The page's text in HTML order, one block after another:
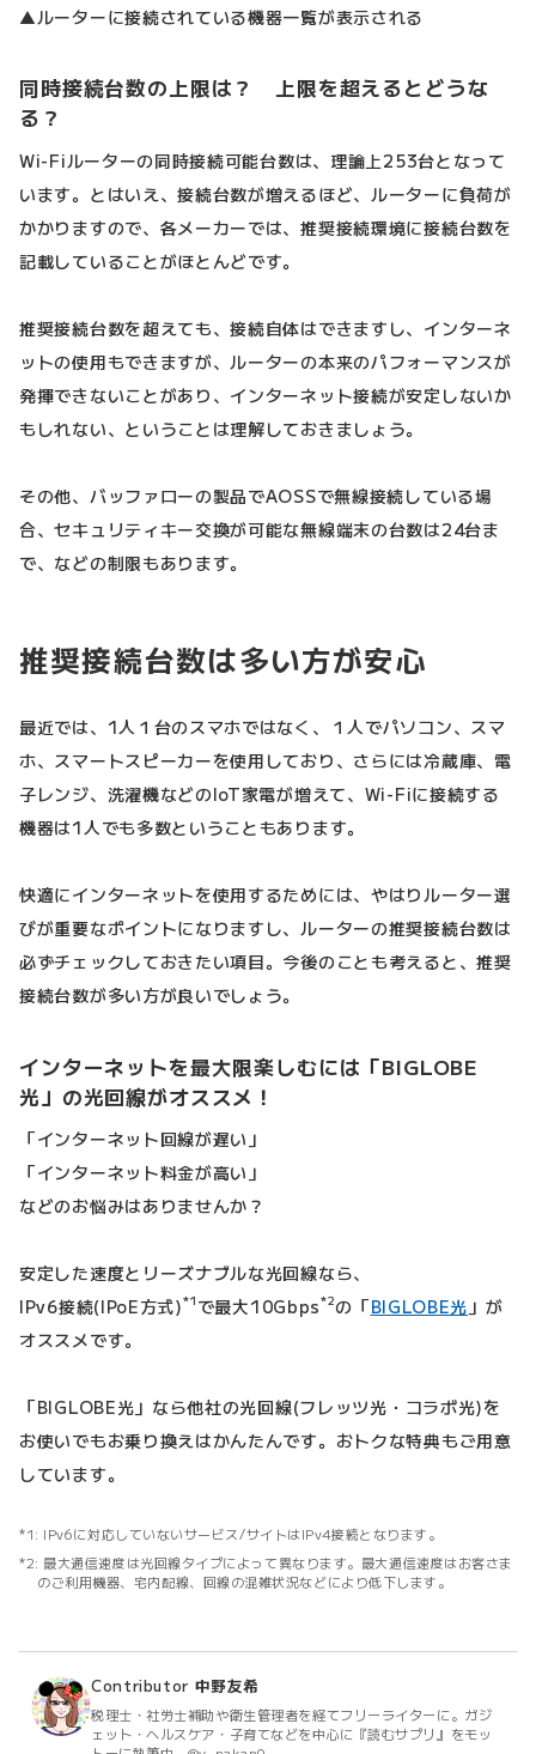
▲ルーターに接続されている機器一覧が表示される
同時接続台数の上限は？ 上限を超えるとどうな
る？
Wi-Fiルーターの同時接続可能台数は、理論上253台となって
います。とはいえ、接続台数が増えるほど、ルーターに負荷が
かかりますので、各メーカーでは、推奨接続環境に接続台数を
記載していることがほとんどです。
推奨接続台数を超えても、接続自体はできますし、インターネ
ットの使用もできますが、ルーターの本来のパフォーマンスが
発揮できないことがあり、インターネット接続が安定しないか
もしれない、ということは理解しておきましょう。
その他、バッファローの製品でAOSSで無線接続している場
合、セキュリティキー交換が可能な無線端末の台数は24台ま
で、などの制限もあります。
推奨接続台数は多い方が安心
最近では、1人１台のスマホではなく、１人でパソコン、スマ
ホ、スマートスピーカーを使用しており、さらには冷蔵庫、電
子レンジ、洗濯機などのIoT家電が増えて、Wi-Fiに接続する
機器は1人でも多数ということもあります。
快適にインターネットを使用するためには、やはりルーター選
びが重要なポイントになりますし、ルーターの推奨接続台数は
必ずチェックしておきたい項目。今後のことも考えると、推奨
接続台数が多い方が良いでしょう。
インターネットを最大限楽しむには「BIGLOBE
光」の光回線がオススメ！
「インターネット回線が遅い」
「インターネット料金が高い」
などのお悩みはありませんか？
安定した速度とリーズナブルな光回線なら、
IPv6接続(IPoE方式)*1 で最大10Gbps*2の「BIGLOBE光 」が
オススメです。
「BIGLOBE光」なら他社の光回線(フレッツ光・コラボ光)を
お使いでもお乗り換えはかんたんです。おトクな特典もご用意
しています。
IPv6に対応していないサービス/サイトはIPv4接続となります。
最大通信速度は光回線タイプによって異なります。最大通信速度はお客さま
のご利用機器、宅内配線、回線の混雑状況などにより低下します。
Contributor 中野友希
税理士・社労士補助や衛生管理者を経てフリーライターに。ガジ
ェット・ヘルスケア・子育てなどを中心に『読むサプリ』をモッ